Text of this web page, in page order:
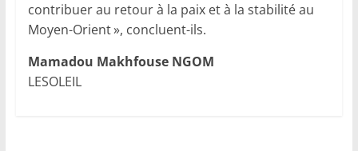
contribuer au retour à la paix et à la stabilité au
Moyen-Orient », concluent-ils.
Mamadou Makhfouse NGOM
LESOLEIL